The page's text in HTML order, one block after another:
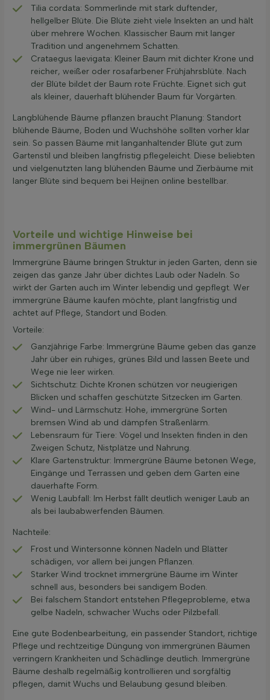
Tilia cordata: Sommerlinde mit stark duftender,
hellgelber Blüte. Die Blüte zieht viele Insekten an und hält
über mehrere Wochen. Klassischer Baum mit langer
Tradition und angenehmem Schatten.
Crataegus laevigata: Kleiner Baum mit dichter Krone und
reicher, weißer oder rosafarbener Frühjahrsblüte. Nach
der Blüte bildet der Baum rote Früchte. Eignet sich gut
als kleiner, dauerhaft blühender Baum für Vorgärten.
Langblühende Bäume pflanzen braucht Planung: Standort
blühende Bäume, Boden und Wuchshöhe sollten vorher klar
sein. So passen Bäume mit langanhaltender Blüte gut zum
Gartenstil und bleiben langfristig pflegeleicht. Diese beliebten
und vielgenutzten lang blühenden Bäume und Zierbäume mit
langer Blüte sind bequem bei Heijnen online bestellbar.
Vorteile und wichtige Hinweise bei
immergrünen Bäumen
Immergrüne Bäume bringen Struktur in jeden Garten, denn sie
zeigen das ganze Jahr über dichtes Laub oder Nadeln. So
wirkt der Garten auch im Winter lebendig und gepflegt. Wer
immergrüne Bäume kaufen möchte, plant langfristig und
achtet auf Pflege, Standort und Boden.
Vorteile:
Ganzjährige Farbe: Immergrüne Bäume geben das ganze
Jahr über ein ruhiges, grünes Bild und lassen Beete und
Wege nie leer wirken.
Sichtschutz: Dichte Kronen schützen vor neugierigen
Blicken und schaffen geschützte Sitzecken im Garten.
Wind- und Lärmschutz: Hohe, immergrüne Sorten
bremsen Wind ab und dämpfen Straßenlärm.
Lebensraum für Tiere: Vögel und Insekten finden in den
Zweigen Schutz, Nistplätze und Nahrung.
Klare Gartenstruktur: Immergrüne Bäume betonen Wege,
Eingänge und Terrassen und geben dem Garten eine
dauerhafte Form.
Wenig Laubfall: Im Herbst fällt deutlich weniger Laub an
als bei laubabwerfenden Bäumen.
Nachteile:
Frost und Wintersonne können Nadeln und Blätter
schädigen, vor allem bei jungen Pflanzen.
Starker Wind trocknet immergrüne Bäume im Winter
schnell aus, besonders bei sandigem Boden.
Bei falschem Standort entstehen Pflegeprobleme, etwa
gelbe Nadeln, schwacher Wuchs oder Pilzbefall.
Eine gute Bodenbearbeitung, ein passender Standort, richtige
Pflege und rechtzeitige Düngung von immergrünen Bäumen
verringern Krankheiten und Schädlinge deutlich. Immergrüne
Bäume deshalb regelmäßig kontrollieren und sorgfältig
pflegen, damit Wuchs und Belaubung gesund bleiben.